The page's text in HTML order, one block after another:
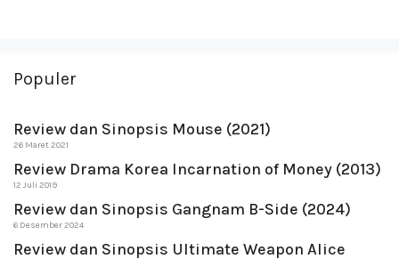
Populer
Review dan Sinopsis Mouse (2021)
26 Maret 2021
Review Drama Korea Incarnation of Money (2013)
12 Juli 2019
Review dan Sinopsis Gangnam B-Side (2024)
6 Desember 2024
Review dan Sinopsis Ultimate Weapon Alice